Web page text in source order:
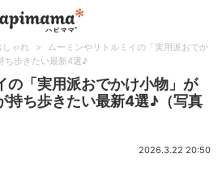
しゃれ >
ムーミンやリトルミイの「実用派おでか
ち歩きたい最新4選♪
の「実用派おでかけ小物」が
持ち歩きたい最新4選♪（写真
2026.3.22 20:50